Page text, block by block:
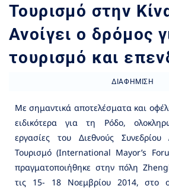
Τουρισμό στην
Ανοίγει ο δρόμος
τουρισμό και
ΔΙΑΦΉΜΙΣΗ
Με σημαντικά αποτελέσματα και
ειδικότερα για τη Ρόδο,
εργασίες του Διεθνούς
Τουρισμό (International Mayor’s
πραγματοποιήθηκε στην πόλη
τις 15- 18 Νοεμβρίου 2014, στο